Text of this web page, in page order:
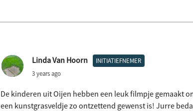
Linda Van Hoorn INITIATIEFNEMER
3 years ago
De kinderen uit Oijen hebben een leuk filmpje gemaakt
een kunstgrasveldje zo ontzettend gewenst is! Jurre